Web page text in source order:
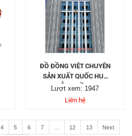
ĐỒ ĐỒNG VIỆT CHUYÊN
SẢN XUẤT QUỐC HUY
BẰNG ĐỒNG
Lượt xem: 1947
Liên hệ
4 5 6 7 12 13 Next